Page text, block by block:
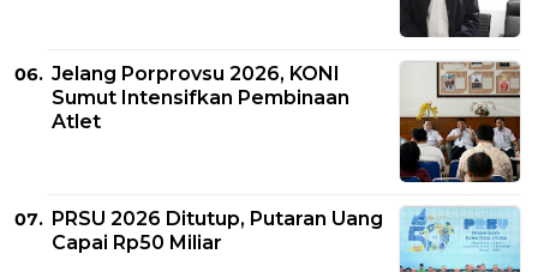
Jelang Porprovsu 2026, KONI
Sumut Intensifkan Pembinaan
Atlet
PRSU 2026 Ditutup, Putaran Uang
Capai Rp50 Miliar